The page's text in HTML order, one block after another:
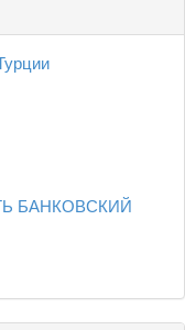
БАНКОВСКИЙ